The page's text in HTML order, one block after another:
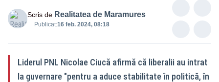
Scris de Realitatea de Maramures
Publicat:16 feb. 2024, 08:18
Liderul PNL Nicolae Ciucă afirmă că liberalii au intrat
la guvernare "pentru a aduce stabilitate în politică, în